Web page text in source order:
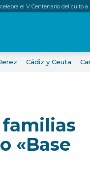
el V Centenario del culto
Cádiz y Ceuta
familias
«Base